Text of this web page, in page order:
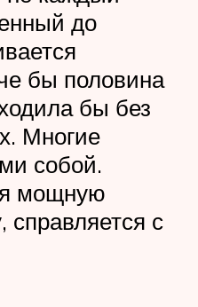
до
бы половина
бы без
Многие
собой.
мощную
с